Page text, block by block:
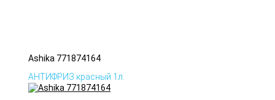
Ashika 771874164
АНТИФРИЗ красный 1л.